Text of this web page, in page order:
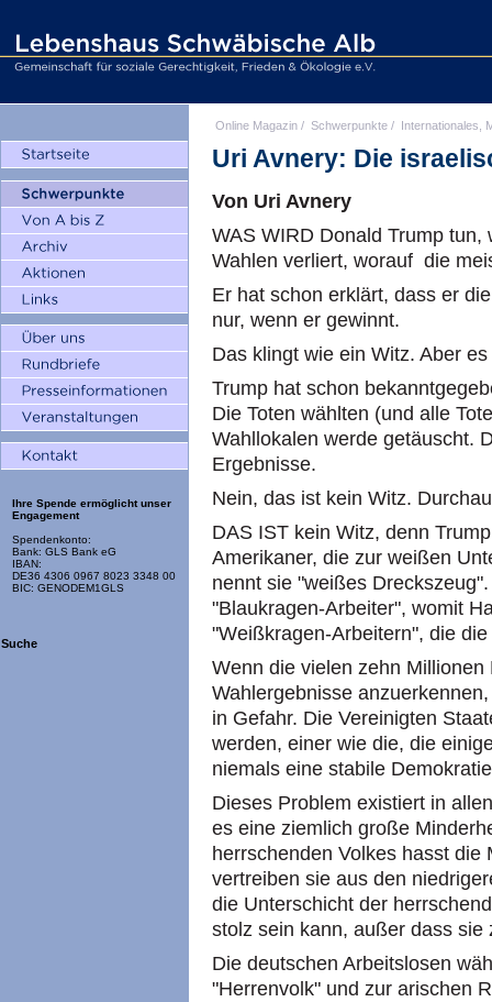
Ihre Spende ermöglicht unser
Engagement
Spendenkonto:
Bank: GLS Bank eG
IBAN:
DE36 4306 0967 8023 3348 00
BIC: GENODEM1GLS
Suche
Online Magazin / Schwerpunkte / Internationales,
Uri Avnery: Die
Von Uri Avnery
WAS WIRD Donald Trump
Wahlen verliert, worauf die
Er hat schon erklärt, dass er
nur, wenn er gewinnt.
Das klingt wie ein Witz. Aber
Trump hat schon
Die Toten wählten (und alle
Wahllokalen werde getäuscht.
Ergebnisse.
Nein, das ist kein Witz.
DAS IST kein Witz, denn
Amerikaner, die zur weißen
nennt sie "weißes
"Blaukragen-Arbeiter", womit
"Weißkragen-Arbeitern", die
Wenn die vielen zehn
Wahlergebnisse
in Gefahr. Die Vereinigten
werden, einer wie die, die
niemals eine stabile
Dieses Problem existiert in
es eine ziemlich große
herrschenden Volkes hasst
vertreiben sie aus den
die Unterschicht der
stolz sein kann, außer dass
Die deutschen Arbeitslosen
"Herrenvolk" und zur arischen